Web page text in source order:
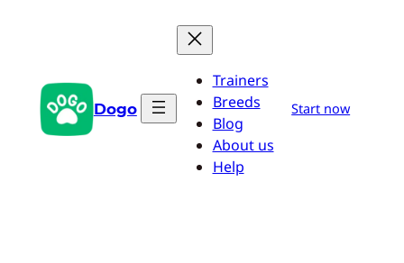
Dogo
Trainers
Breeds
Blog
About us
Help
Start now